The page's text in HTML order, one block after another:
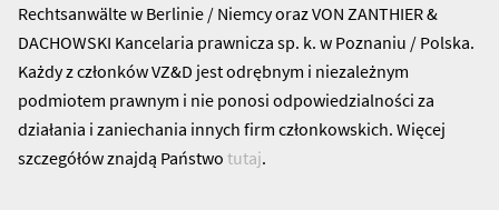
Rechtsanwälte w Berlinie / Niemcy oraz VON ZANTHIER &
DACHOWSKI Kancelaria prawnicza sp. k. w Poznaniu / Polska.
Każdy z członków VZ&D jest odrębnym i niezależnym
podmiotem prawnym i nie ponosi odpowiedzialności za
działania i zaniechania innych firm członkowskich. Więcej
szczegółów znajdą Państwo tutaj.